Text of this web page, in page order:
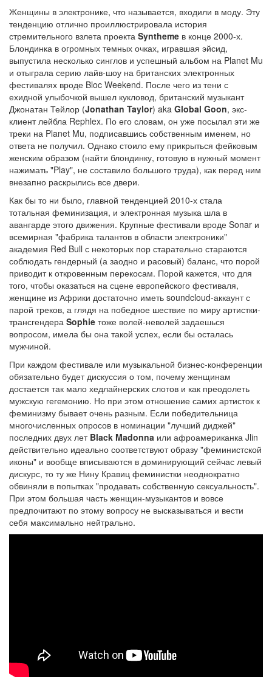
Женщины в электронике, что называется, входили в моду. Эту
тенденцию отлично проиллюстрировала история
стремительного взлета проекта Syntheme в конце 2000-х.
Блондинка в огромных темных очках, игравшая эйсид,
выпустила несколько синглов и успешный альбом на Planet Mu
и отыграла серию лайв-шоу на британских электронных
фестивалях вроде Bloc Weekend. После чего из тени с
ехидной улыбочкой вышел кукловод, британский музыкант
Джонатан Тейлор (Jonathan Taylor) aka Global Goon, экс-
клиент лейбла Rephlex. По его словам, он уже посылал эти же
треки на Planet Mu, подписавшись собственным именем, но
ответа не получил. Однако стоило ему прикрыться фейковым
женским образом (найти блондинку, готовую в нужный момент
нажимать "Play", не составило большого труда), как перед ним
внезапно раскрылись все двери.
Как бы то ни было, главной тенденцией 2010-х стала
тотальная феминизация, и электронная музыка шла в
авангарде этого движения. Крупные фестивали вроде Sonar и
всемирная "фабрика талантов в области электроники"
академия Red Bull с некоторых пор старательно стараются
соблюдать гендерный (а заодно и расовый) баланс, что порой
приводит к откровенным перекосам. Порой кажется, что для
того, чтобы оказаться на сцене европейского фестиваля,
женщине из Африки достаточно иметь soundcloud-аккаунт с
парой треков, а глядя на победное шествие по миру артистки-
трансгендера Sophie тоже волей-неволей задаешься
вопросом, имела бы она такой успех, если бы осталась
мужчиной.
При каждом фестивале или музыкальной бизнес-конференции
обязательно будет дискуссия о том, почему женщинам
достается так мало хедлайнерских слотов и как преодолеть
мужскую гегемонию. Но при этом отношение самих артисток к
феминизму бывает очень разным. Если победительница
многочисленных опросов в номинации "лучший диджей"
последних двух лет Black Madonna или афроамериканка Jlin
действительно идеально соответствуют образу "феминистской
иконы" и вообще вписываются в доминирующий сейчас левый
дискурс, то ту же Нину Кравиц феминистки неоднократно
обвиняли в попытках "продавать собственную сексуальность".
При этом большая часть женщин-музыкантов и вовсе
предпочитают по этому вопросу не высказываться и вести
себя максимально нейтрально.